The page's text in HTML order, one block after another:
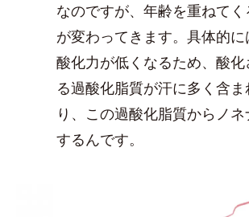
なのですが、年齢を重ねて
が変わってきます。具体的
酸化力が低くなるため、酸
る過酸化脂質が汗に多く含
り、この過酸化脂質からノ
するんです。